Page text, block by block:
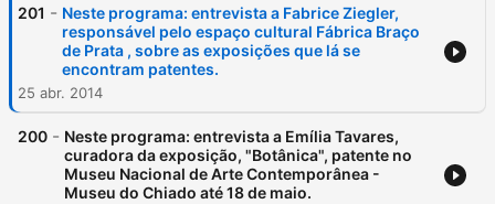
201 - Neste programa: entrevista a Fabrice Ziegler,
responsável pelo espaço cultural Fábrica Braço
de Prata , sobre as exposições que lá se
encontram patentes.
25 abr. 2014
200 - Neste programa: entrevista a Emília Tavares,
curadora da exposição, "Botânica", patente no
Museu Nacional de Arte Contemporânea -
Museu do Chiado até 18 de maio.